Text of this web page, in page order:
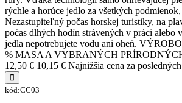
rýchle a horúce jedlo za všetkých
Nezastupiteľný počas horskej turistiky, na
počas dlhých hodín strávených v práci alebo
jedla nepotrebujete vodu ani oheň.
% MASA A VYBRANÝCH
12,50 €10,15 € Najnižšia cena za
kód:CC03